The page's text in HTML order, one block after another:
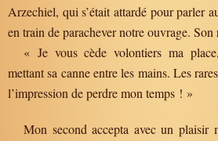
Arzechiel, qui s’était attardé pour parler
en train de parachever notre ouvrage.
« Je vous cède volontiers ma
mettant sa canne entre les mains. Les
l’impression de perdre mon temps ! »
Mon second accepta avec un plaisir